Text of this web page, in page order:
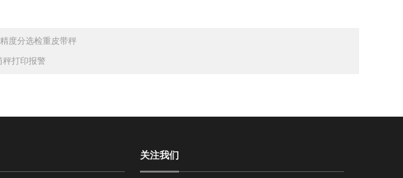
度分选检重皮带秤
秤打印报警
关注我们